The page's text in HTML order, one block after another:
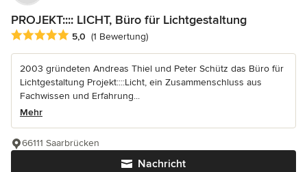
PROJEKT:::: LICHT, Büro für Lichtgestaltung
Durchschnittliche Bewertung: 5 von 5 Sternen
5,0 (1 Bewertung)
2003 gründeten Andreas Thiel und Peter Schütz das Büro für
Lichtgestaltung Projekt::::Licht, ein Zusammenschluss aus
Fachwissen und Erfahrung...
Mehr
Nachricht
66111 Saarbrücken